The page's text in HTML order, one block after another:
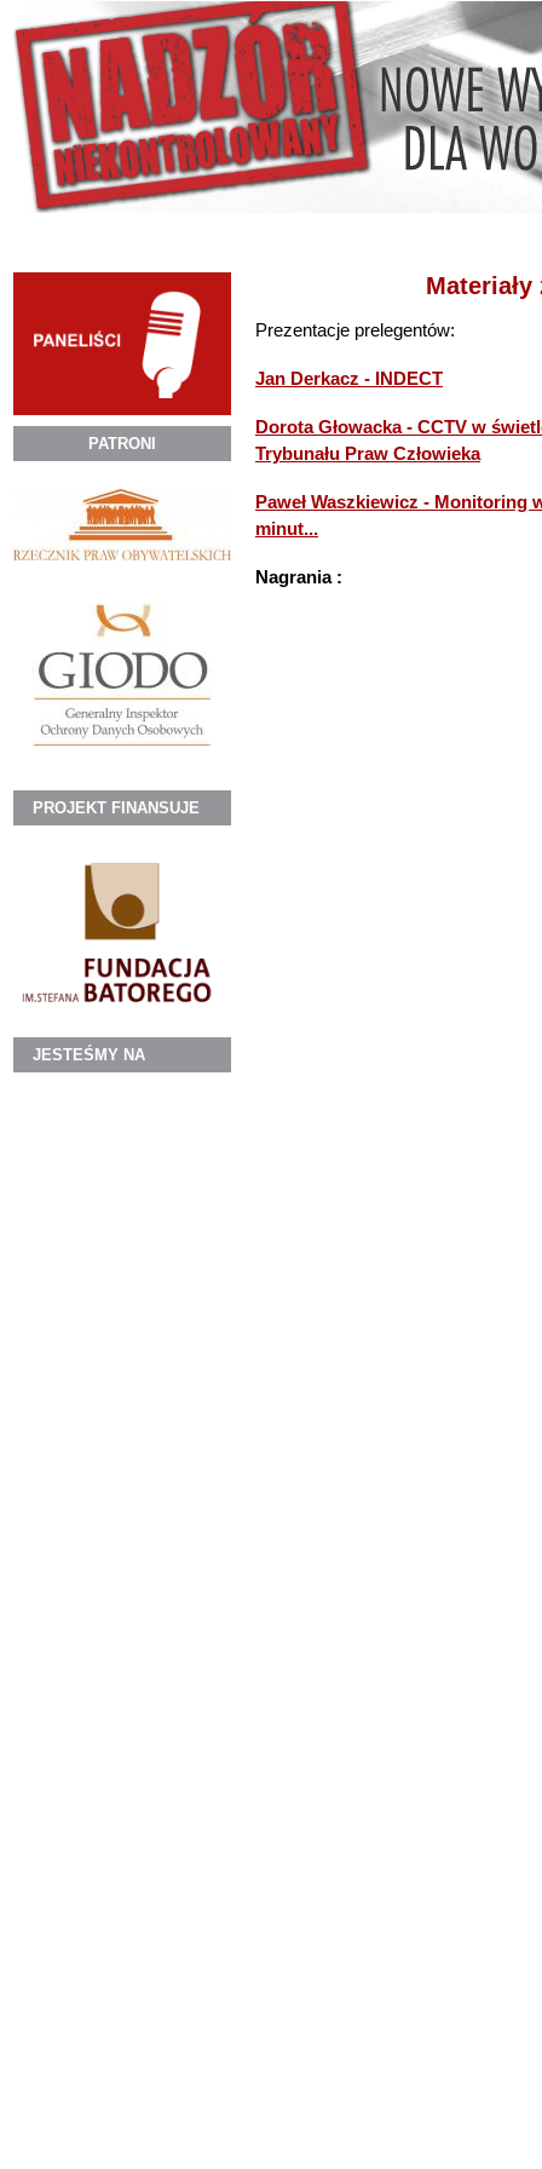
main
content
navigation
Prezentacje prelegentów:
Jan Derkacz - INDECT
Dorota Głowacka - CCTV w
Trybunału Praw Człowieka
Paweł Waszkiewicz - Monitoring
minut...
Nagrania :
PATRONI
PROJEKT FINANSUJE
JESTEŚMY NA